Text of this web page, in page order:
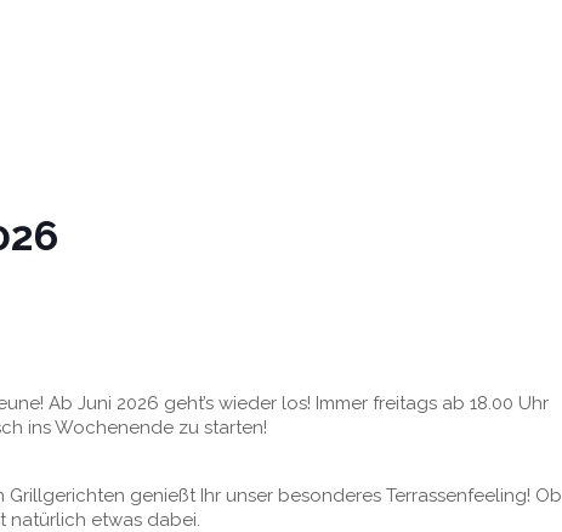
Ab Juni 2026 geht’s wieder los! Immer freitags ab 18.00 Uhr
ins Wochenende zu starten!
genießt Ihr unser besonderes Terrassenfeeling! Ob
natürlich etwas dabei.